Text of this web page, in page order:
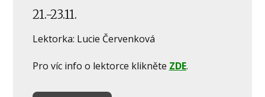
21.-23.11.
Lektorka: Lucie Červenková
Pro víc info o lektorce klikněte ZDE.